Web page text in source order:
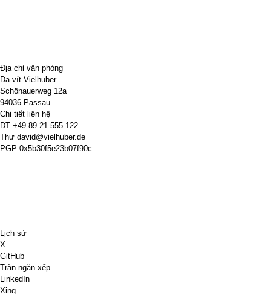
Địa chỉ văn phòng
Đa-vít Vielhuber
Schönauerweg 12a
94036 Passau
Chi tiết liên hệ
ĐT +49 89 21 555 122
Thư david@vielhuber.de
PGP 0x5b30f5e23b07f90c
Lịch sử
X
GitHub
Tràn ngăn xếp
LinkedIn
Xing